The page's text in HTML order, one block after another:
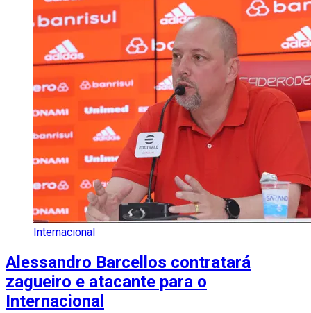
Internacional
Alessandro Barcellos contratará
zagueiro e atacante para o
Internacional